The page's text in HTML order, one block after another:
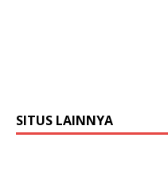
SITUS LAINNYA